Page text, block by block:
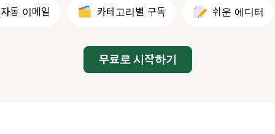
이메일 카테고리별 구독 쉬운 에디터
무료로 시작하기